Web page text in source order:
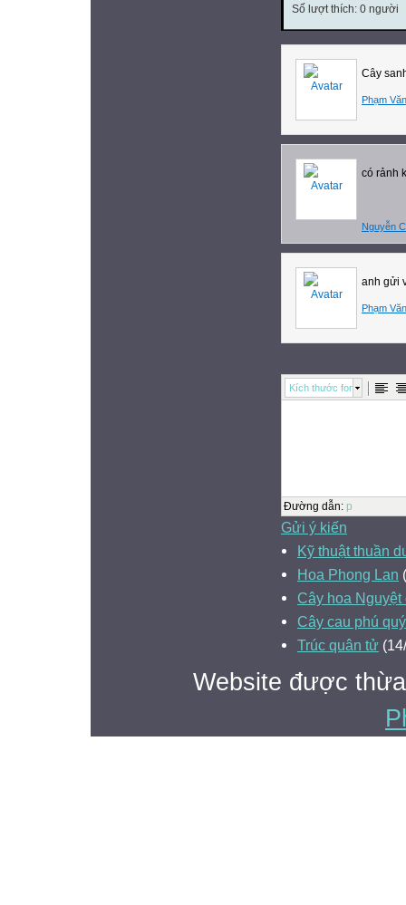
Số lượt thích: 0 người
Cây
Phạm
có rảnh
Nguyễn
anh gửi
Phạm
Kích thước font
Đường dẫn: p
Gửi ý kiến
Kỹ thuật thuần
Hoa Phong Lan
Cây hoa Nguyệt
Cây cau phú quý
Trúc quân tử
Website được